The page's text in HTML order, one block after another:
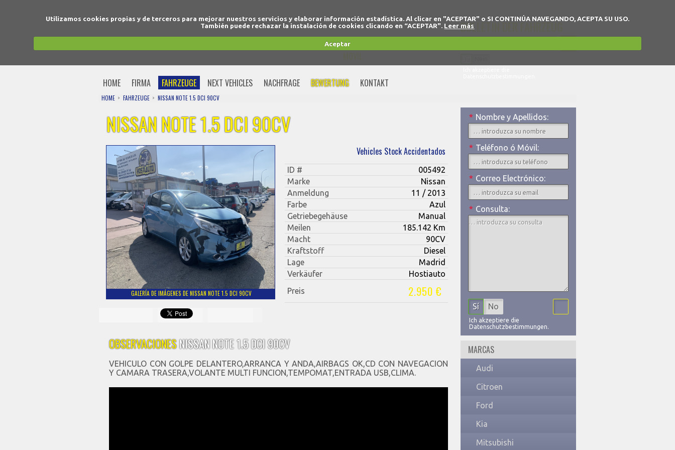
Utilizamos cookies propias y de terceros para mejorar nuestros servicios y elaborar información estadística. Al clicar en "ACEPTAR" o SI CONTINÚA NAVEGANDO, ACEPTA SU USO.
También puede rechazar la instalación de cookies clicando en “ACEPTAR". Leer más
Aceptar+34 91 691 77 32 BULLETIN DER FAHRZEUG
HOME FIRMA FAHRZEUGE NEXT VEHICLES NACHFRAGE BEWERTUNG KONTAKT
HOME FAHRZEUGE NISSAN NOTE 1.5 DCI 90CV
Nombre y Apellidos:
*
Teléfono ó Móvil:
*
Correo Electrónico:
*
Consulta:
*
Sí No
Ich akzeptiere die
Datenschutzbestimmungen.
MARCAS
Audi
Citroen
Ford
Kia
Mitsubishi
NISSAN NOTE 1.5 DCI 90CV
GALERÍA DE IMÁGENES DE NISSAN NOTE 1.5 DCI 90CV
Vehicles Stock Accidentados
ID #
005492
Marke
Nissan
Anmeldung
11 / 2013
Farbe
Azul
Getriebegehäuse
Manual
Meilen
185.142 Km
Macht
90CV
Kraftstoff
Diesel
Lage
Madrid
Verkäufer
Hostiauto
Preis
2.950 €
OBSERVACIONESNISSAN NOTE 1.5 DCI 90CV
VEHICULO CON GOLPE DELANTERO,ARRANCA Y ANDA,AIRBAGS OK,CD CON NAVEGACION
Y CAMARA TRASERA,VOLANTE MULTI FUNCION,TEMPOMAT,ENTRADA USB,CLIMA.